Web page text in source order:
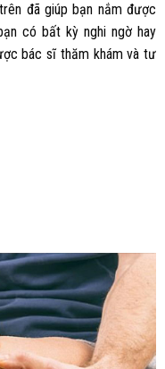
đã giúp bạn nắm được
có bất kỳ nghi ngờ hay
bác sĩ thăm khám và tư